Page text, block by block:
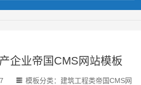
企业帝国CMS网站模板
 模板分类： 建筑工程类帝国CMS网